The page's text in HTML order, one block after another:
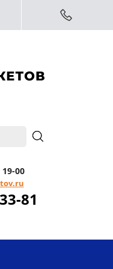
00
81